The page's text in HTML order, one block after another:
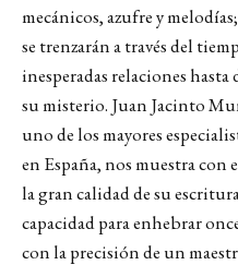
mecánicos, azufre y
se trenzarán a través del
inesperadas relaciones hasta
su misterio. Juan Jacinto
uno de los mayores
en España, nos muestra con
la gran calidad de su
capacidad para enhebrar
con la precisión de un